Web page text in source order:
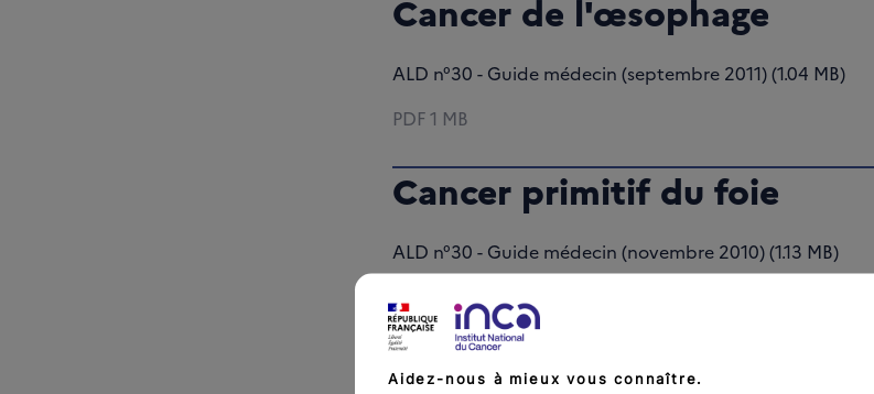
Cancer de l'œsophage
ALD n°30 - Guide médecin (septembre 2011) (1.04 MB)
PDF1 MB
Cancer primitif du foie
ALD n°30 - Guide médecin (novembre 2010) (1.13 MB)
Aidez-nous à mieux vous connaître.